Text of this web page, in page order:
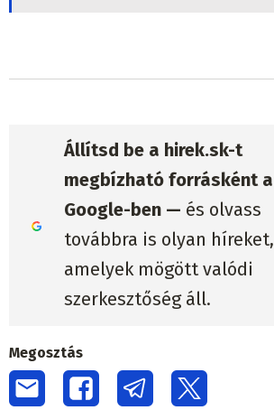
Állítsd be a hirek.sk-t
megbízható forrásként a
Google-ben — és olvass
továbbra is olyan híreket,
amelyek mögött valódi
szerkesztőség áll.
Megosztás